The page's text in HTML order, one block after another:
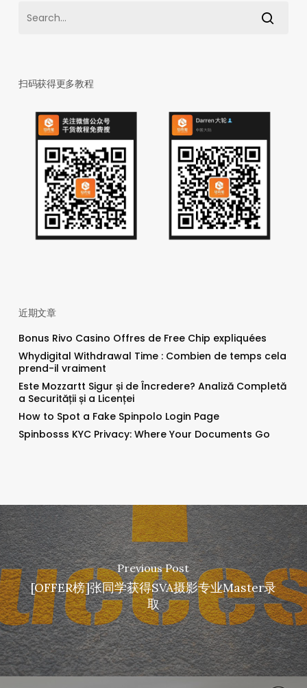
扫码获得更多教程
近期文章
Bonus Rivo Casino Offres de Free Chip expliquées
Whydigital Withdrawal Time : Combien de temps cela
prend-il vraiment
Este Mozzartt Sigur și de Încredere? Analiză Completă
a Securității și a Licenței
How to Spot a Fake Spinpolo Login Page
Spinbosss KYC Privacy: Where Your Documents Go
Previous Post
[OFFER榜]张同学获得SVA摄影专业Master录
取